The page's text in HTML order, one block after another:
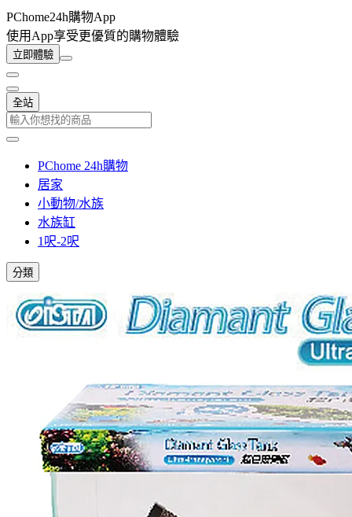
PChome24h購物App
使用App享受更優質的購物體驗
立即體驗
全站
PChome 24h購物
居家
小動物/水族
水族缸
1呎-2呎
分類